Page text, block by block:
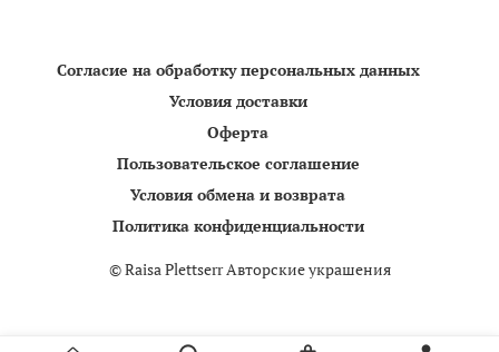
Согласие на обработку персональных данных
Условия доставки
Оферта
Пользовательское соглашение
Условия обмена и возврата
Политика конфиденциальности
©Raisa Plettserr Авторские украшения